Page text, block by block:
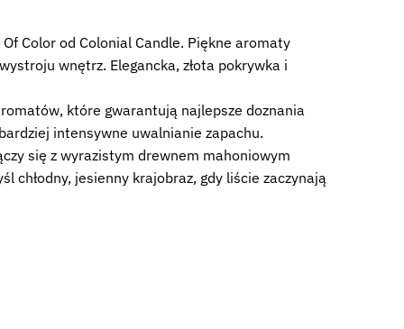
Color od Colonial Candle. Piękne aromaty
wnętrz. Elegancka, złota pokrywka i
które gwarantują najlepsze doznania
intensywne uwalnianie zapachu.
się z wyrazistym drewnem mahoniowym
chłodny, jesienny krajobraz, gdy liście zaczynają